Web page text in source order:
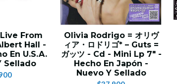
From
Hall -
En U.S.A.
Sellado
Olivia Rodrigo = オリヴ
ィア・ロドリゴ* – Guts =
ガッツ - Cd - Mini Lp 7" -
Hecho En Japón -
Nuevo Y Sellado